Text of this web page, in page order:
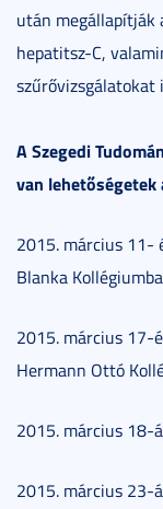
után megállapítják
hepatitsz-C,
szűrővizsgálatokat
A Szegedi
van lehetőségetek
2015. március 11-
Blanka
2015. március 17-
Hermann Ottó
2015. március 18-
2015. március 23-